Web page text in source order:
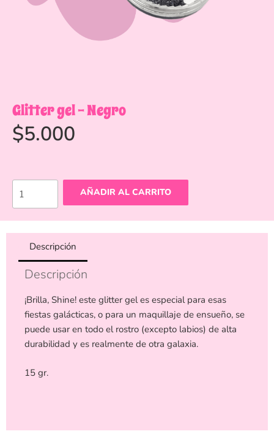
Glitter gel – Negro
$5.000
AÑADIR AL CARRITO
Descripción
Descripción
¡Brilla, Shine! este glitter gel es especial para esas
fiestas galácticas, o para un maquillaje de ensueño, se
puede usar en todo el rostro (excepto labios) de alta
durabilidad y es realmente de otra galaxia.
15 gr.